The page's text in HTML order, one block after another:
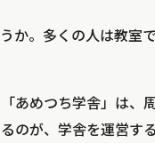
か。多くの人は教室
あめつち学舎」は、
のが、学舎を運営す